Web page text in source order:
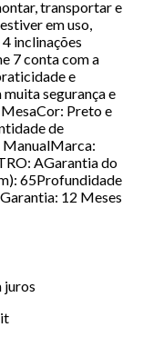
transportar e
em uso,
inclinações
7 conta com a
e
segurança e
Preto e
de
ManualMarca:
AGarantia do
65Profundidade
12 Meses
juros